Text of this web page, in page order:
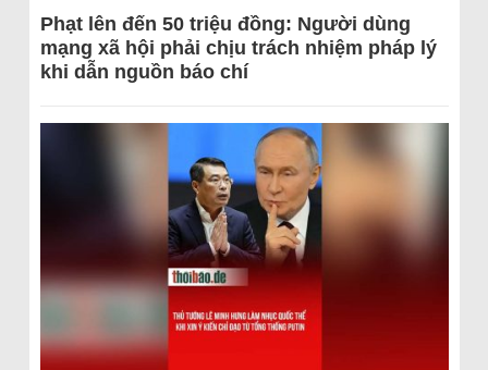
Phạt lên đến 50 triệu đồng: Người dùng
mạng xã hội phải chịu trách nhiệm pháp lý
khi dẫn nguồn báo chí